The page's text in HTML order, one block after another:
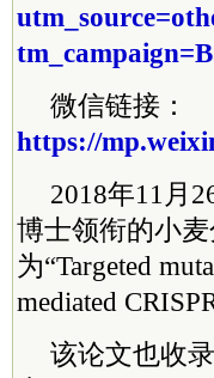
微信链接：
https://
2018年11月
博士领衔的小
为“Targeted
mediated
该论文也收